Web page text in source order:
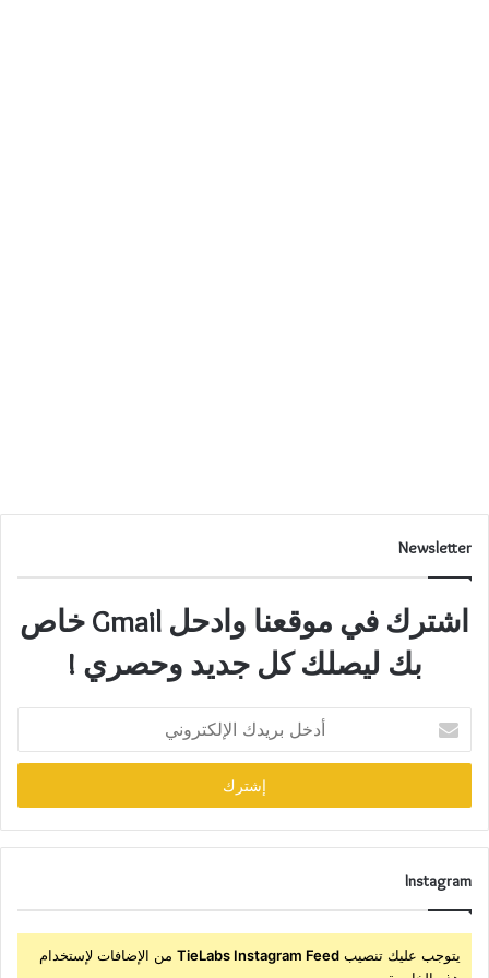
Newsletter
اشترك في موقعنا وادحل Gmail خاص
بك ليصلك كل جديد وحصري !
بريدك
الإلكتروني
Instagram
يتوجب عليك تنصيب TieLabs Instagram Feed من الإضافات لإستخدام